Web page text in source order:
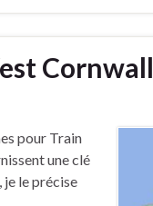
Cornwall
pour Train
une clé
le précise